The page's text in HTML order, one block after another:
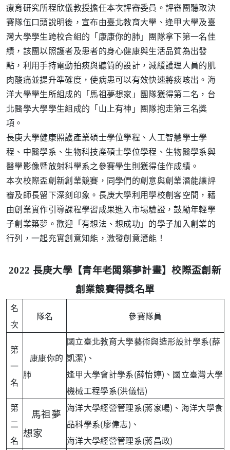
療育研究所程欣儀教授擔任本次評審委員。評審團聽取決
賽隊伍口頭說明後，宣布由臺北教育大學、逢甲大學及臺
灣大學學生跨校合組的「康康你的肺」團隊拿下第一名佳
績，該團以照護者及患者的身心健康與生活品質為出發
點，利用手持電動拍痰與聽筒的設計，減緩護理人員的肌
肉酸痛並提升準確度，使病患可以有效快速將痰咳出。海
洋大學學生所組成的「馬祖夢想家」團隊獲得第二名，台
北醫學大學學生組成的「山上有神」團隊抱走第三名獎
項。
長庚大學健康照護產業碩士學位學程、人工智慧學士學
程、中醫學系、生物科技產碩士學位學程、生物醫學系與
醫學影像暨放射科學系之參賽學生則獲得佳作成績。
本次校際盃創新創業競賽，同學們的創意與創業潛能讓評
審及師長留下深刻印象。長庚大學利用學校創客空間，藉
由創業實作引導課程學習成果進入市場驗證，鼓勵年輕學
子創業築夢。歡迎「有想法、想成功」的學子加入創業的
行列，一起充實創意知能，激發創意潛能！
2022 長庚大學【青年老闆築夢計畫】校際盃創新
創業競賽得獎名單
名
次
隊名 參賽隊員
第
一
名
康康你的
肺
國立臺北教育大學藝術與造形設計學系(薛
凱潔)、
逢甲大學會計學系(薛怡婷)、國立臺灣大學
機械工程學系(洪儀恬)
第
二
名
馬祖夢
想家
海洋大學經營管理系(蔣家暘)、海洋大學食
品科學系(廖偉志)、
海洋大學經營管理系(蔣昌政)